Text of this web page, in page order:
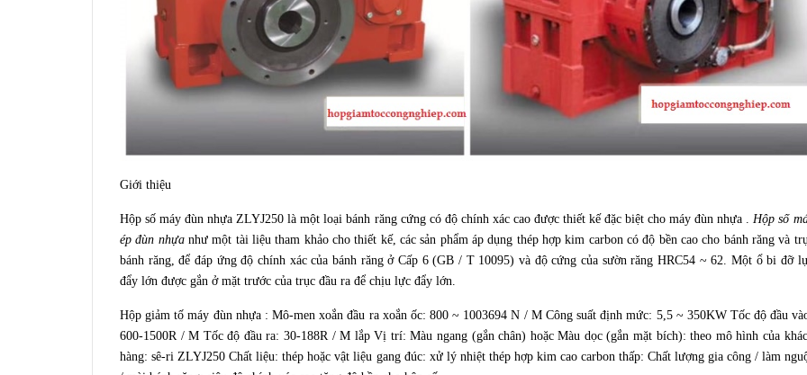
Giới thiệu
Hộp số máy đùn nhựa ZLYJ250 là một loại bánh răng cứng có độ chính xác cao được thiết kế đặc biệt cho máy đùn nhựa .Hộp số
ép đùn nhựanhư một tài liệu tham khảo cho thiết kế, các sản phẩm áp dụng thép hợp kim carbon có độ bền cao cho bánh răng và
bánh răng, để đáp ứng độ chính xác của bánh răng ở Cấp 6 (GB / T 10095) và độ cứng của sườn răng HRC54 ~ 62. Một ổ bi đỡ
đẩy lớn được gắn ở mặt trước của trục đầu ra để chịu lực đẩy lớn.
Hộp giảm tố máy đùn nhựa : Mô-men xoắn đầu ra xoắn ốc: 800 ~ 1003694 N / M Công suất định mức: 5,5 ~ 350KW Tốc độ đầu
600-1500R / M Tốc độ đầu ra: 30-188R / M lắp Vị trí: Màu ngang (gắn chân) hoặc Màu dọc (gắn mặt bích): theo mô hình của
hàng: sê-ri ZLYJ250 Chất liệu: thép hoặc vật liệu gang đúc: xử lý nhiệt thép hợp kim cao carbon thấp: Chất lượng gia công / làm